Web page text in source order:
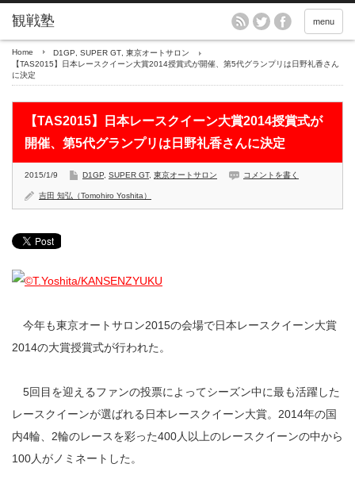
menu
Home D1GP SUPER GT 東京オートサロン
【TAS2015】日本レースクイーン大賞2014授賞式が開催、第5代グランプリは日野礼香さん
に決定
【TAS2015】日本レースクイーン大賞2014授賞式が
開催、第5代グランプリは日野礼香さんに決定
2015/1/9 D1GP SUPER GT, 東京オートサロン コメントを書く
吉田 知弘（Tomohiro Yoshita）
今年も東京オートサロン2015の会場で日本レースクイーン大賞
2014の大賞授賞式が行われた。
5回目を迎えるファンの投票によってシーズン中に最も活躍した
レースクイーンが選ばれる日本レースクイーン大賞。2014年の国
内4輪、2輪のレースを彩った400人以上のレースクイーンの中から
100人がノミネートした。